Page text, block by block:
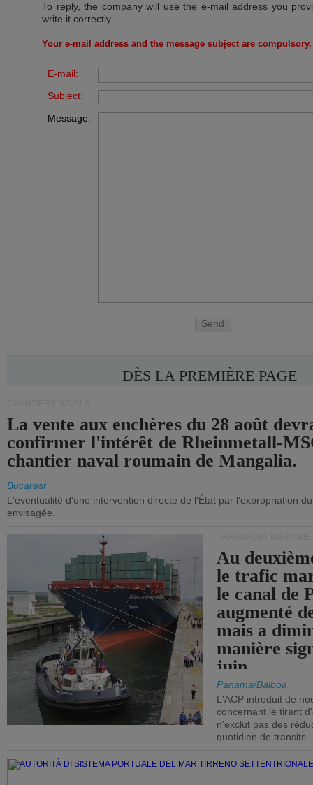
To reply, the company will use the e-mail address you
write it correctly.
Your e-mail address and the message subject are compulsory.
E-mail:
Subject:
Message:
Send
DÈS LA PREMIÈRE PAGE
La vente aux enchères du 28 août
confirmer l'intérêt de Rheinmetall-
chantier naval roumain de Mangalia.
Bucarest
L'éventualité d'une intervention directe de l'État par l'expropriation
envisagée.
Au
le trafic
le canal de
augmenté
mais a
manière
juin.
Panama/Balboa
L'ACP introduit de
concernant le tirant
n'exclut pas des
quotidien de transits.